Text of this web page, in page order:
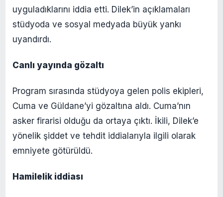
uyguladıklarını iddia etti. Dilek’in açıklamaları
stüdyoda ve sosyal medyada büyük yankı
uyandırdı.​
Canlı yayında gözaltı
Program sırasında stüdyoya gelen polis ekipleri,
Cuma ve Güldane’yi gözaltına aldı. Cuma’nın
asker firarisi olduğu da ortaya çıktı. İkili, Dilek’e
yönelik şiddet ve tehdit iddialarıyla ilgili olarak
emniyete götürüldü.
Hamilelik iddiası